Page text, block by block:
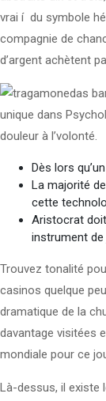
vrai í du symbole
compagnie de
d’argent achètent
unique dans
douleur à l’volonté.
Dès lors
La majorité
cette
Aristocrat
instrument de
Trouvez tonalité
casinos quelque
dramatique de la
davantage visitées
mondiale pour ce
Là-dessus, il existe